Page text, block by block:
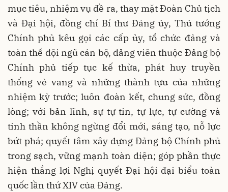
mục tiêu, nhiệm vụ đề ra, thay mặt Đoàn Chủ tịch
và Đại hội, đồng chí Bí thư Đảng ủy, Thủ tướng
Chính phủ kêu gọi các cấp ủy, tổ chức đảng và
toàn thể đội ngũ cán bộ, đảng viên thuộc Đảng bộ
Chính phủ tiếp tục kế thừa, phát huy truyền
thống vẻ vang và những thành tựu của những
nhiệm kỳ trước; luôn đoàn kết, chung sức, đồng
lòng; với bản lĩnh, sự tự tin, tự lực, tự cường và
tinh thần không ngừng đổi mới, sáng tạo, nỗ lực
bứt phá; quyết tâm xây dựng Đảng bộ Chính phủ
trong sạch, vững mạnh toàn diện; góp phần thực
hiện thắng lợi Nghị quyết Đại hội đại biểu toàn
quốc lần thứ XIV của Đảng.